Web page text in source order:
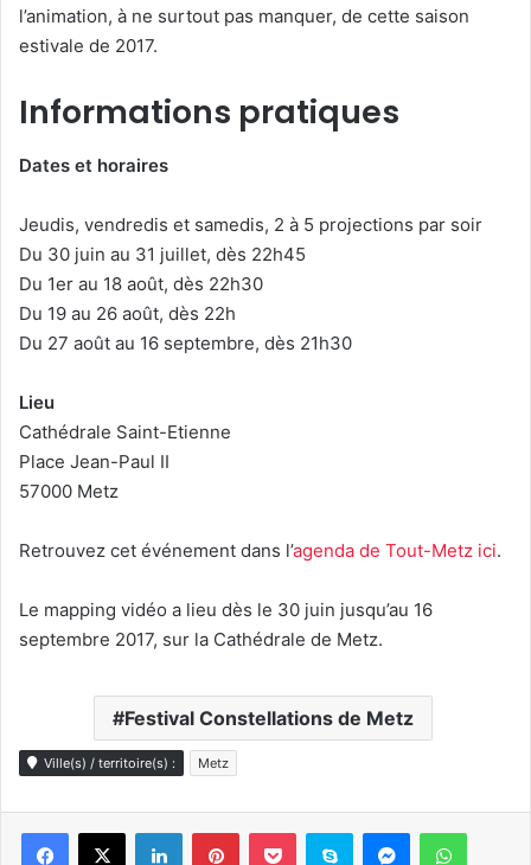
l’animation, à ne surtout pas manquer, de cette saison
estivale de 2017.
Informations pratiques
Dates et horaires
Jeudis, vendredis et samedis, 2 à 5 projections par soir
Du 30 juin au 31 juillet, dès 22h45
Du 1er au 18 août, dès 22h30
Du 19 au 26 août, dès 22h
Du 27 août au 16 septembre, dès 21h30
Lieu
Cathédrale Saint-Etienne
Place Jean-Paul II
57000 Metz
Retrouvez cet événement dans l’agenda de Tout-Metz ici.
Le mapping vidéo a lieu dès le 30 juin jusqu’au 16
septembre 2017, sur la Cathédrale de Metz.
Festival Constellations de Metz
Ville(s) / territoire(s) : Metz
LinkedinPinterestPocket Skype Messenger